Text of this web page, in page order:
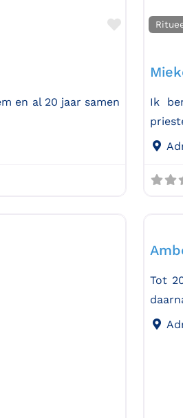
Favorite
en al 20 jaar samen
Ik
Tot